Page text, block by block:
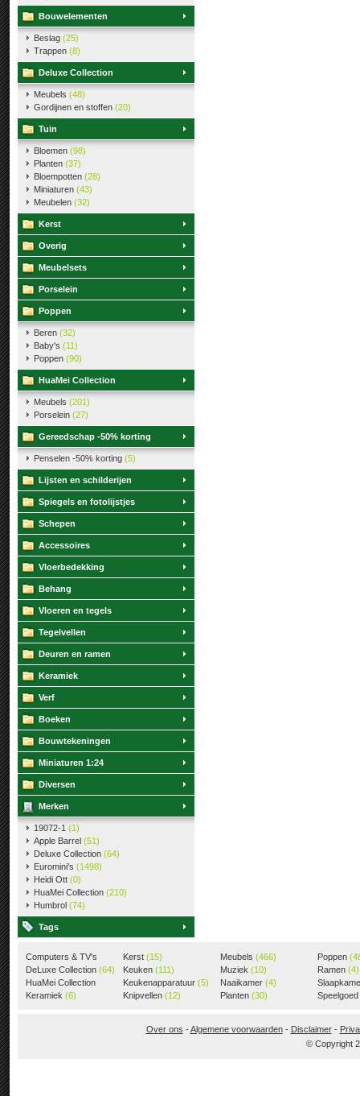
Bouwelementen
Beslag (25)
Trappen (8)
Deluxe Collection
Meubels (48)
Gordijnen en stoffen (20)
Tuin
Bloemen (98)
Planten (37)
Bloempotten (28)
Miniaturen (43)
Meubelen (32)
Kerst
Overig
Meubelsets
Porselein
Poppen
Beren (32)
Baby's (11)
Poppen (90)
HuaMei Collection
Meubels (201)
Porselein (27)
Gereedschap -50% korting
Penselen -50% korting (5)
Lijsten en schilderijen
Spiegels en fotolijstjes
Schepen
Accessoires
Vloerbedekking
Behang
Vloeren en tegels
Tegelvellen
Deuren en ramen
Keramiek
Verf
Boeken
Bouwtekeningen
Miniaturen 1:24
Diversen
Merken
19072-1 (1)
Apple Barrel (51)
Deluxe Collection (64)
Euromini's (1498)
Heidi Ott (0)
HuaMei Collection (210)
Humbrol (74)
Tags
Computers & TV's
(18)
DeLuxe Collection (64)
HuaMei Collection
(205)
Keramiek (6)
Kerst (15)
Keuken (111)
Keukenapparatuur (5)
Knipvellen (12)
Meubels (466)
Muziek (10)
Naaikamer (4)
Planten (30)
Poppen
Ramen (4)
Speelgoed
Over ons -Algemene voorwaarden- Disclaimer-
© Copyright